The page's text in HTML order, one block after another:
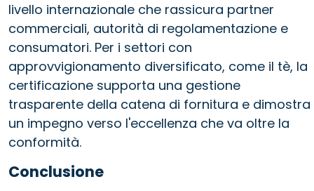
livello internazionale che rassicura partner
commerciali, autorità di regolamentazione e
consumatori. Per i settori con
approvvigionamento diversificato, come il tè, la
certificazione supporta una gestione
trasparente della catena di fornitura e dimostra
un impegno verso l'eccellenza che va oltre la
conformità.
Conclusione